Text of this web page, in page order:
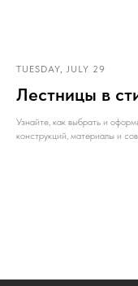
TUESDAY, JULY 29
Лестницы в
Узнайте, как выбрать и
конструкций, материалы и